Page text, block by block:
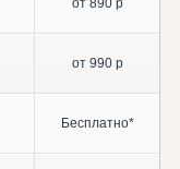
от 890 р
от 990 р
Бесплатно*